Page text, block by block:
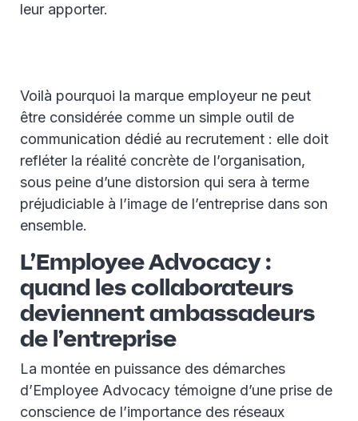
leur apporter.
Voilà pourquoi la marque employeur ne peut
être considérée comme un simple outil de
communication dédié au recrutement : elle doit
refléter la réalité concrète de l’organisation,
sous peine d’une distorsion qui sera à terme
préjudiciable à l’image de l’entreprise dans son
ensemble.
L’Employee Advocacy :
quand les collaborateurs
deviennent ambassadeurs
de l’entreprise
La montée en puissance des démarches
d’Employee Advocacy témoigne d’une prise de
conscience de l’importance des réseaux